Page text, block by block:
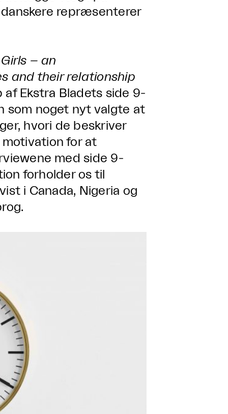
repræsenterer
– an
and their relationship
Ekstra Bladets side 9-
som noget nyt valgte at
hvori de beskriver
for at
med side 9-
forholder os til
i Canada, Nigeria og